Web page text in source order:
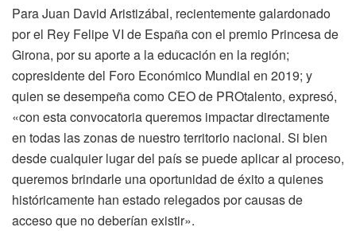
Para Juan David Aristizábal, recientemente galardonado
por el Rey Felipe VI de España con el premio Princesa de
Girona, por su aporte a la educación en la región;
copresidente del Foro Económico Mundial en 2019; y
quien se desempeña como CEO de PROtalento, expresó,
«con esta convocatoria queremos impactar directamente
en todas las zonas de nuestro territorio nacional. Si bien
desde cualquier lugar del país se puede aplicar al proceso,
queremos brindarle una oportunidad de éxito a quienes
históricamente han estado relegados por causas de
acceso que no deberían existir».